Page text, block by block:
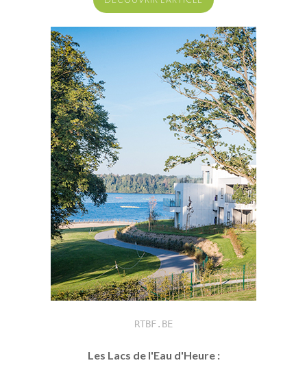
RTBF.BE
Les Lacs de l'Eau d'Heure :